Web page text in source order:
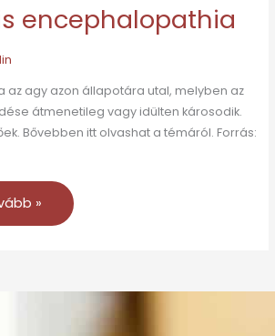
encephalopathia
az agy azon állapotára utal, melyben az
átmenetileg vagy idülten károsodik.
Bővebben itt olvashat a témáról. Forrás:
»